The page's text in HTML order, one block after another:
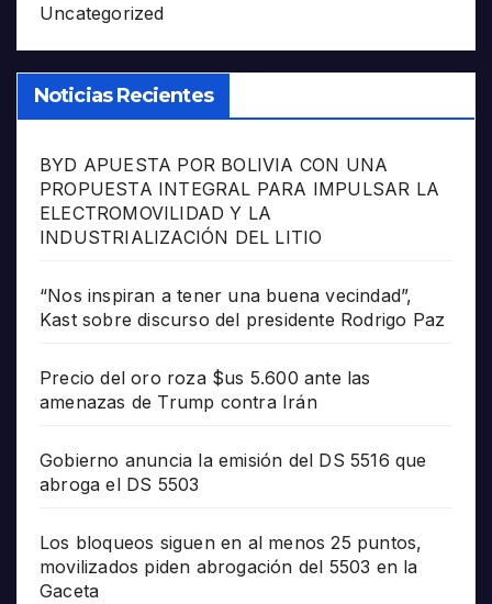
Uncategorized
Noticias Recientes
BYD APUESTA POR BOLIVIA CON UNA
PROPUESTA INTEGRAL PARA IMPULSAR LA
ELECTROMOVILIDAD Y LA
INDUSTRIALIZACIÓN DEL LITIO
“Nos inspiran a tener una buena vecindad”,
Kast sobre discurso del presidente Rodrigo Paz
Precio del oro roza $us 5.600 ante las
amenazas de Trump contra Irán
Gobierno anuncia la emisión del DS 5516 que
abroga el DS 5503
Los bloqueos siguen en al menos 25 puntos,
movilizados piden abrogación del 5503 en la
Gaceta